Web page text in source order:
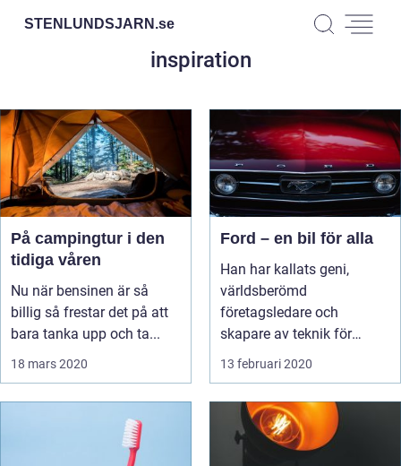
STENLUNDSJARN.se
inspiration
På campingtur i den
tidiga våren
Nu när bensinen är så
billig så frestar det på att
bara tanka upp och ta...
18 mars 2020
Ford – en bil för alla
Han har kallats geni,
världsberömd
företagsledare och
skapare av teknik för
indu...
13 februari 2020